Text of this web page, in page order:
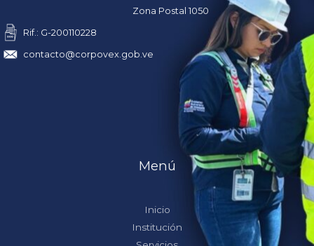
Zona Postal 1050
Rif.: G-200110228
contacto@corpovex.gob.ve
Menú
Inicio
Institución